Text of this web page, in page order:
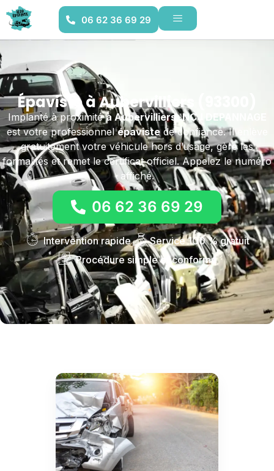
06 62 36 69 29
Épaviste à Aubervilliers (93300)
Implanté à proximitéà Aubervilliers ,NCJ DEPANNAGE
est votre professionnelépavistede confiance. Il enlève
gratuitement votre véhicule hors d’usage, gère les
formalités et remet le certificat officiel. Appelez le numéro
affiché.
06 62 36 69 29
Intervention rapide
Service 100 % gratuit
Procédure simple et conforme